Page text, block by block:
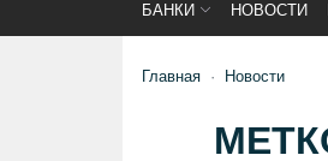
БАНКИ НОВОСТИ
Главная Новости